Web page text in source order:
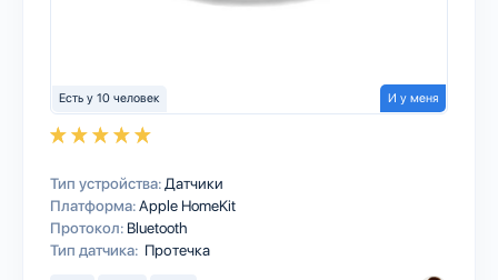
Есть у 10 человек И у меня
Тип устройства: Датчики
Платформа:Apple HomeKit
Протокол: Bluetooth
Тип датчика: Протечка